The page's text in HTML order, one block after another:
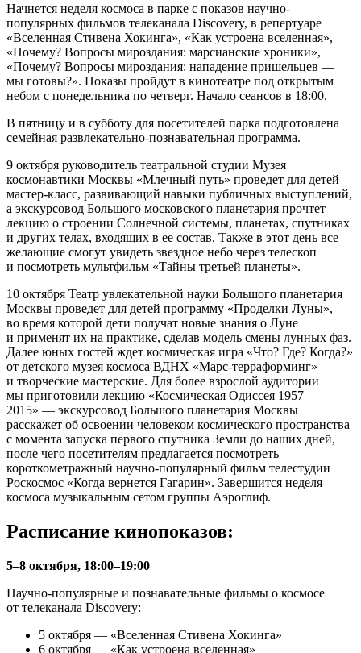
Начнется неделя космоса в парке с показов научно-
популярных фильмов телеканала Discovery, в репертуаре
«Вселенная Стивена Хокинга», «Как устроена вселенная»,
«Почему? Вопросы мироздания: марсианские хроники»,
«Почему? Вопросы мироздания: нападение пришельцев —
мы готовы?». Показы пройдут в кинотеатре под открытым
небом с понедельника по четверг. Начало сеансов в 18:00.
В пятницу и в субботу для посетителей парка подготовлена
семейная развлекательно-познавательная программа.
9 октября руководитель театральной студии Музея
космонавтики Москвы «Млечный путь» проведет для детей
мастер-класс, развивающий навыки публичных выступлений,
а экскурсовод Большого московского планетария прочтет
лекцию о строении Солнечной системы, планетах, спутниках
и других телах, входящих в ее состав. Также в этот день все
желающие смогут увидеть звездное небо через телескоп
и посмотреть мультфильм «Тайны третьей планеты».
10 октября Театр увлекательной науки Большого планетария
Москвы проведет для детей программу «Проделки Луны»,
во время которой дети получат новые знания о Луне
и применят их на практике, сделав модель смены лунных фаз.
Далее юных гостей ждет космическая игра «Что? Где? Когда?»
от детского музея космоса ВДНХ «Марс-терраформинг»
и творческие мастерские. Для более взрослой аудитории
мы приготовили лекцию «Космическая Одиссея 1957–
2015» — экскурсовод Большого планетария Москвы
расскажет об освоении человеком космического пространства
с момента запуска первого спутника Земли до наших дней,
после чего посетителям предлагается посмотреть
короткометражный научно-популярный фильм телестудии
Роскосмос «Когда вернется Гагарин». Завершится неделя
космоса музыкальным сетом группы Аэроглиф.
Расписание кинопоказов:
5–8 октября, 18:00–19:00
Научно-популярные и познавательные фильмы о космосе
от телеканала Discovery:
5 октября — «Вселенная Стивена Хокинга»
6 октября — «Как устроена вселенная»